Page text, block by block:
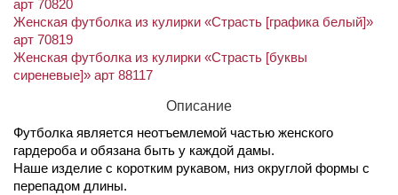
арт 70820
Женская футболка из кулирки «Страсть [графика белый]»
арт 70819
Женская футболка из кулирки «Страсть [буквы
сиреневые]» арт 88117
Описание
Футболка является неотъемлемой частью женского
гардероба и обязана быть у каждой дамы.
Наше изделие с коротким рукавом, низ округлой формы с
перепадом длины.